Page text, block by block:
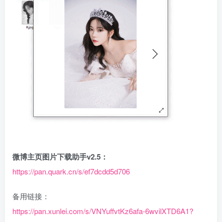
微博主页图片下载助手v2.5：
https://pan.quark.cn/s/ef7dcdd5d706
备用链接：
https://pan.xunlei.com/s/VNYuffvtKz6afa-6wvilXTD6A1?